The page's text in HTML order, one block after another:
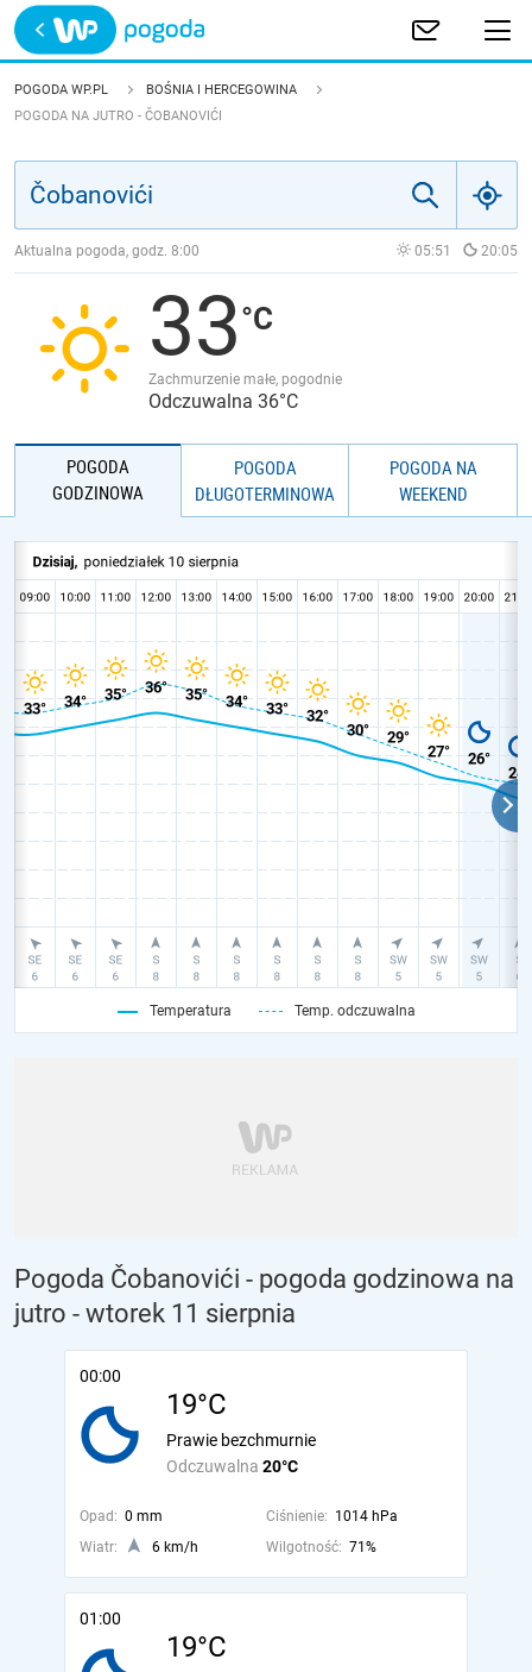
Trwa ładowanie
POLSKA
JAKOŚĆ POWIETRZA
POGODA WP.PL
BOŚNIA I HERCEGOWINA
POGODA NA JUTRO - ČOBANOVIĆI
Aktualna pogoda, godz. 8:00 05:51 20:05
33
Zachmurzenie małe, pogodnie
Odczuwalna 36°C
POGODA
GODZINOWA
POGODA
DŁUGOTERMINOWA
POGODA NA
WEEKEND
Temperatura Temp. odczuwalna
Pogoda Čobanovići - pogoda godzinowa na
jutro - wtorek 11 sierpnia
00:00
19°C
Odczuwalna 20°C
Prawie bezchmurnie
Opad: 0 mm Ciśnienie: 1014 hPa
Wiatr:
6 km/h Wilgotność: 71%
01:00
19°C